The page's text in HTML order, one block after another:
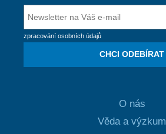
zpracování osobních údajů
CHCI ODEBÍRAT
O nás
Věda a výzkum